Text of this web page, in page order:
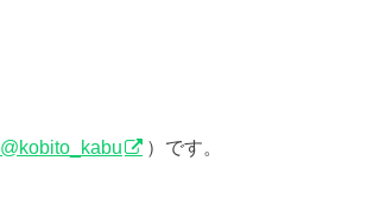
@kobito_kabu ）です。